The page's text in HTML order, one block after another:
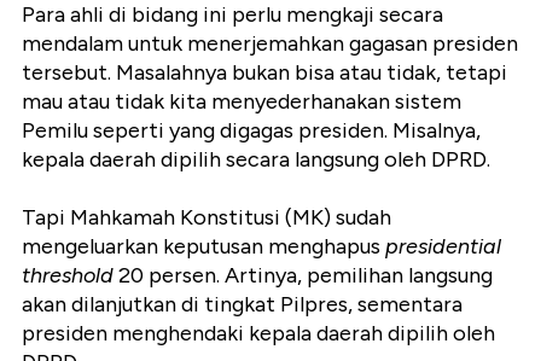
Para ahli di bidang ini perlu mengkaji secara
mendalam untuk menerjemahkan gagasan presiden
tersebut. Masalahnya bukan bisa atau tidak, tetapi
mau atau tidak kita menyederhanakan sistem
Pemilu seperti yang digagas presiden. Misalnya,
kepala daerah dipilih secara langsung oleh DPRD.
Tapi Mahkamah Konstitusi (MK) sudah
mengeluarkan keputusan menghapus presidential
threshold20 persen. Artinya, pemilihan langsung
akan dilanjutkan di tingkat Pilpres, sementara
presiden menghendaki kepala daerah dipilih oleh